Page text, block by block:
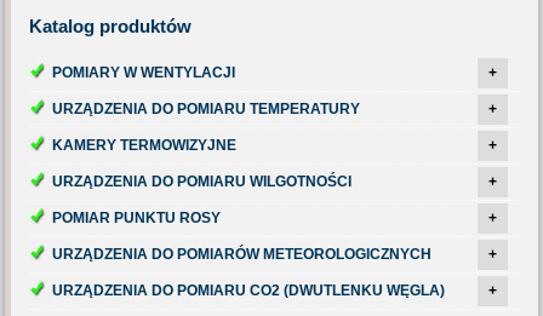
Katalog produktów
POMIARY W WENTYLACJI +
URZĄDZENIA DO POMIARU TEMPERATURY +
KAMERY TERMOWIZYJNE +
URZĄDZENIA DO POMIARU WILGOTNOŚCI +
POMIAR PUNKTU ROSY +
URZĄDZENIA DO POMIARÓW METEOROLOGICZNYCH +
URZĄDZENIA DO POMIARU CO2 (DWUTLENKU WĘGLA) +